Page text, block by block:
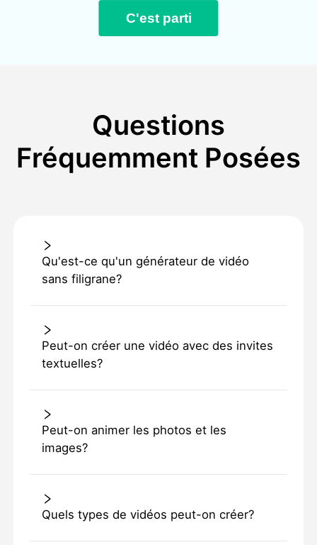
C'est parti
Questions
Fréquemment Posées
Qu'est-ce qu'un générateur de vidéo
sans filigrane?
Peut-on créer une vidéo avec des invites
textuelles?
Peut-on animer les photos et les
images?
Quels types de vidéos peut-on créer?